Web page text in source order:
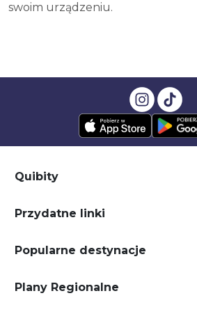
swoim urządzeniu.
Quibity
Przydatne linki
Popularne destynacje
Plany Regionalne